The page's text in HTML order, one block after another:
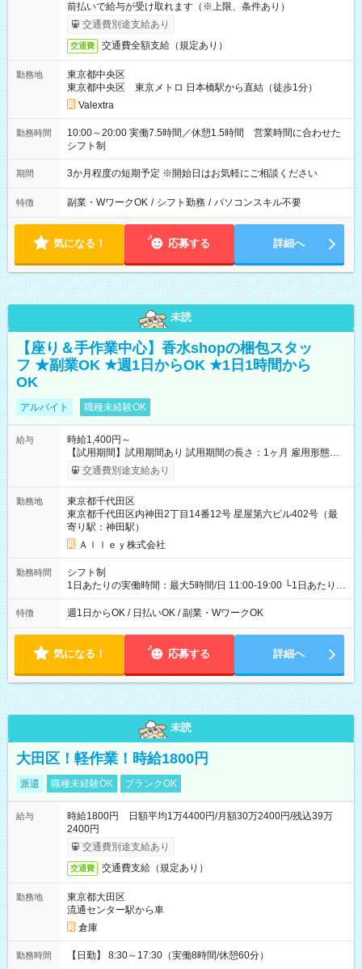
前払いで給与が受け取れます（※上限、条件あり）
交通費別途支給あり
交通費 交通費全額支給（規定あり）
勤務地
東京都中央区
東京都中央区 東京メトロ 日本橋駅から直結（徒歩1分）
Valextra
勤務時間
10:00～20:00 実働7.5時間／休憩1.5時間 営業時間に合わせた
シフト制
期間 3か月程度の短期予定 ※開始日はお気軽にご相談ください
特徴 副業・WワークOK / シフト勤務 / パソコンスキル不要
気になる！ 応募する 詳細へ
未読
【座り＆手作業中心】香水shopの梱包スタッ
フ ★副業OK ★週1日からOK ★1日1時間から
OK
アルバイト 職種未経験OK
給与
時給1,400円～
【試用期間】試用期間あり 試用期間の長さ：1ヶ月 雇用形態、
給与は本採用時と同じです。
交通費別途支給あり
勤務地
東京都千代田区
東京都千代田区内神田2丁目14番12号 星屋第六ビル402号（最
寄り駅：神田駅）
Ａｌｌｅｙ株式会社
勤務時間
シフト制
1日あたりの実働時間：最大5時間/日 11:00-19:00 └1日あたりの
実働時間：1-5時間 └上記の時間帯内であれば、いつでも勤務可
能！ └平日・土曜日の中で、お好きな曜日でご勤務いただけま
18:00 などのように、自由な働き方が可能なお仕事です！
特徴 週1日からOK / 日払いOK / 副業・WワークOK
気になる！ 応募する 詳細へ
未読
大田区！軽作業！時給1800円
派遣 職種未経験OK ブランクOK
給与
時給1800円 日額平均1万4400円/月額30万2400円/残込39万
2400円
交通費別途支給あり
交通費 交通費支給（規定あり）
勤務地
東京都大田区
流通センター駅から車
倉庫
勤務時間 【日勤】 8:30～17:30（実働8時間/休憩60分）